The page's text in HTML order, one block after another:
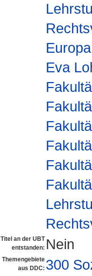
Eva
Titel an der UBT
entstanden: Nein
Themengebiete
aus DDC: 300